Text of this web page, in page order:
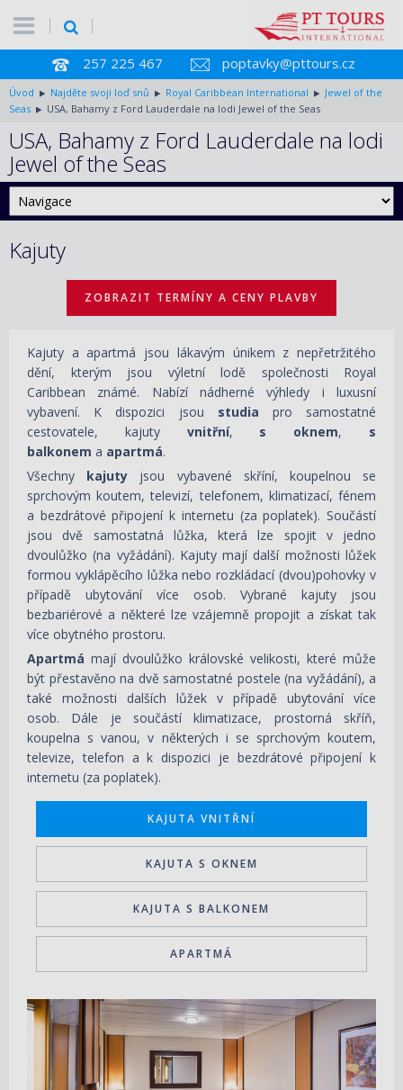
257 225 467 poptavky@pttours.cz
Úvod Najděte svoji loď snů Royal Caribbean International
Jewel of the
Seas
USA, Bahamy z Ford Lauderdale na lodi Jewel of the Seas
USA, Bahamy z Ford Lauderdale na lodi
Jewel of the Seas
Kajuty
ZOBRAZIT TERMÍNY A CENY PLAVBY
Kajuty a apartmá jsou lákavým únikem z nepřetržitého
dění, kterým jsou výletní lodě společnosti Royal
Caribbean známé. Nabízí nádherné výhledy i luxusní
vybavení. K dispozici jsou
studia
pro samostatné
cestovatele, kajuty
vnitřní, s oknem,
s
balkonem a apartmá.
Všechny kajuty jsou vybavené skříní, koupelnou se
sprchovým koutem, televizí, telefonem, klimatizací, fénem
a bezdrátové připojení k internetu (za poplatek). Součástí
jsou dvě samostatná lůžka, která lze spojit v jedno
dvoulůžko (na vyžádání). Kajuty mají další možnosti lůžek
formou vyklápěcího lůžka nebo rozkládací (dvou)pohovky v
případě ubytování více osob. Vybrané kajuty jsou
bezbariérové a některé lze vzájemně propojit a získat tak
více obytného prostoru.
Apartmá mají dvoulůžko královské velikosti, které může
být přestavěno na dvě samostatné postele (na vyžádání), a
také možnosti dalších lůžek v případě ubytování více
osob.
Dále je součástí klimatizace, prostorná skříň,
koupelna s vanou, v některých i se sprchovým koutem,
televize, telefon a k dispozici je bezdrátové připojení k
internetu (za poplatek).
KAJUTA VNITŘNÍ
KAJUTA S OKNEM
KAJUTA S BALKONEM
APARTMÁ